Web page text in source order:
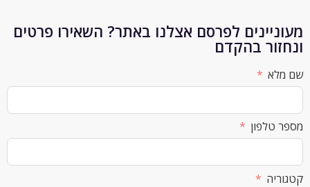
לפרסם אצלנו באתר? השאירו פרטים
בהקדם